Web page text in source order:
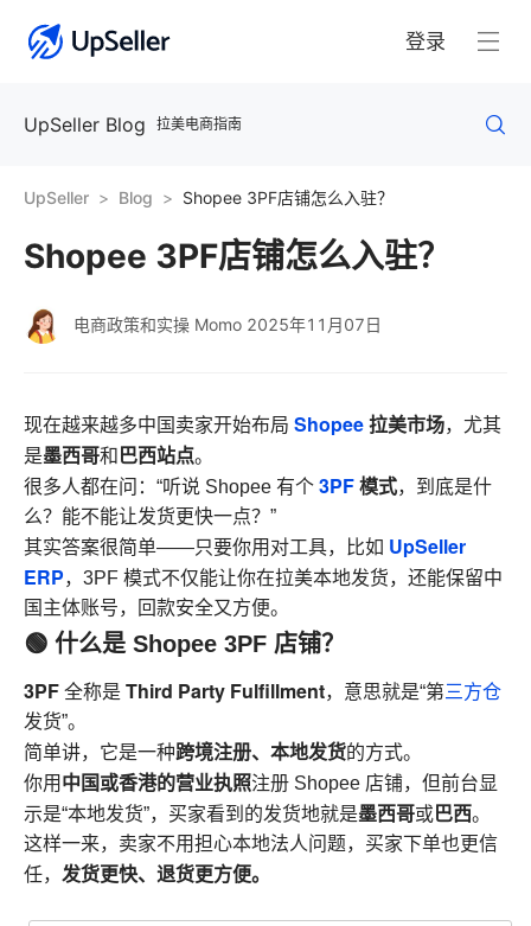
登录
UpSeller Blog 拉美电商指南
UpSeller Blog Shopee 3PF店铺怎么入驻？
Shopee 3PF店铺怎么入驻？
电商政策和实操 Momo 2025年11月07日
现在越来越多中国卖家开始布局 Shopee拉美市场，尤其
是墨西哥和 巴西站点。
很多人都在问：“听说 Shopee 有个 3PF模式，到底是什
么？能不能让发货更快一点？”
其实答案很简单——只要你用对工具，比如 UpSeller
ERP，3PF 模式不仅能让你在拉美本地发货，还能保留中
国主体账号，回款安全又方便。
🟢 什么是 Shopee 3PF 店铺？
3PF 全称是 Third Party Fulfillment，意思就是“第三方仓
发货”。
简单讲，它是一种跨境注册、本地发货的方式。
你用 中国或香港的营业执照注册 Shopee 店铺，但前台显
示是“本地发货”，买家看到的发货地就是墨西哥或巴西。
这样一来，卖家不用担心本地法人问题，买家下单也更信
任， 发货更快、退货更方便。